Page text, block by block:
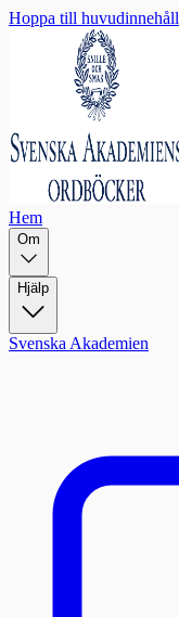
Hoppa till huvudinnehåll
Hem
Om
Hjälp
Svenska Akademien